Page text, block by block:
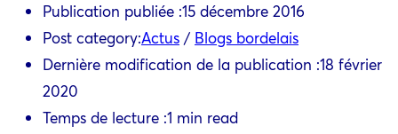
Publication publiée :15 décembre 2016
Post category:Actus / Blogs bordelais
Dernière modification de la publication :18 février
2020
Temps de lecture :1 min read